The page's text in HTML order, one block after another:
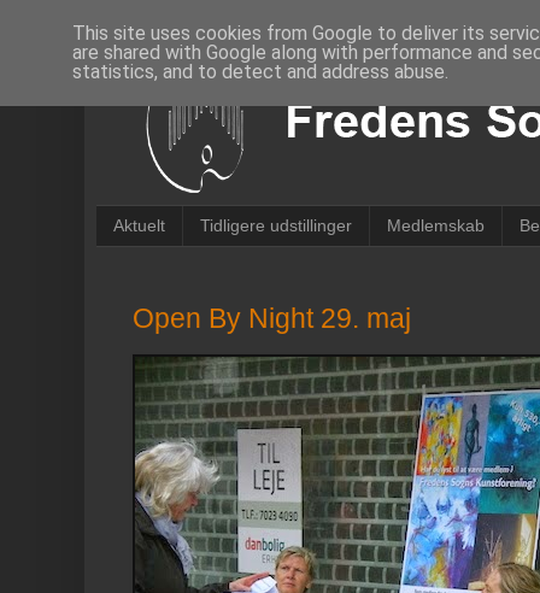
Aktuelt Tidligere udstillinger Medlemskab
Open By Night 29. maj
This site uses cookies from Google to deliver its
are shared with Google along with performance and
statistics, and to detect and address abuse.